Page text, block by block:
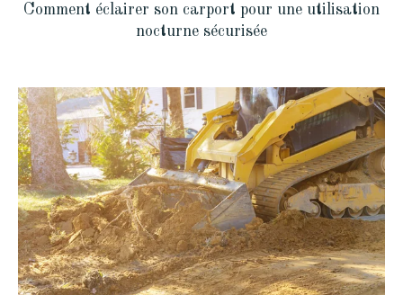
Comment éclairer son carport pour une utilisation
nocturne sécurisée